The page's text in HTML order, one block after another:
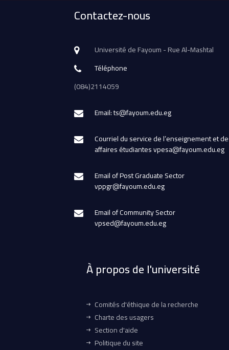
Contactez-nous
Université de Fayoum - Rue Al-Mashtal
Téléphone
(084)2114059
Email: ts@fayoum.edu.eg
Courriel du service de l’enseignement et
affaires étudiantes vpesa@fayoum.edu.eg
Email of Post Graduate Sector
vppgr@fayoum.edu.eg
Email of Community Sector
vpsed@fayoum.edu.eg
À propos de l'université
Comités d'éthique de la recherche
Charte des usagers
Section d'aide
Politique du site